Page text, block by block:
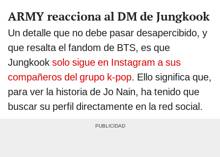
ARMY reacciona al DM de Jungkook
Un detalle que no debe pasar desapercibido, y
que resalta el fandom de BTS, es que
Jungkook solo sigue en Instagram a sus
compañeros del grupo k-pop. Ello significa que,
para ver la historia de Jo Nain, ha tenido que
buscar su perfil directamente en la red social.